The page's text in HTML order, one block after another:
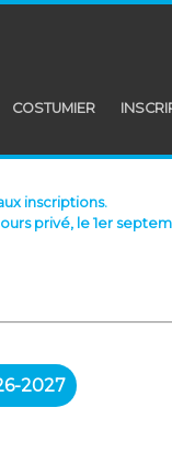
COSTUMIER
inscriptions.
privé, le 1er
2027